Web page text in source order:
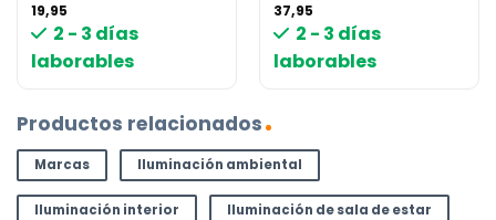
19,95
2 - 3 días
laborables
37,95
2 - 3 días
laborables
Productos relacionados
Marcas Iluminación ambiental
Iluminación interior Iluminación de sala de estar